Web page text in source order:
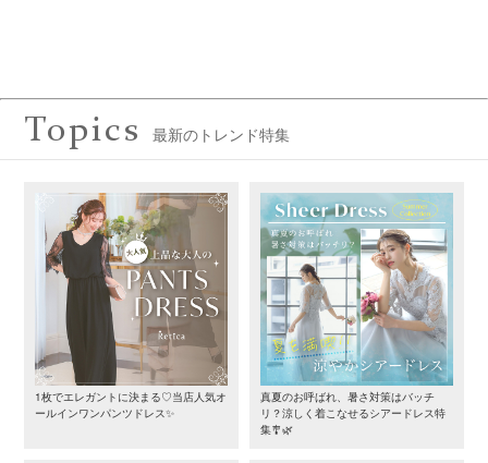
Topics 最新のトレンド特集
1枚でエレガントに決まる♡当店人気オ
ールインワンパンツドレス✨
真夏のお呼ばれ、暑さ対策はバッチ
リ？涼しく着こなせるシアードレス特
集🎐🌿